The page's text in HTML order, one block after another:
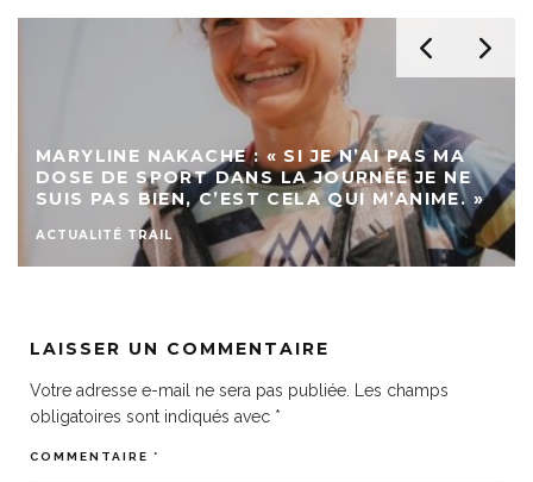
MARYLINE NAKACHE : « SI JE N’AI PAS MA
DOSE DE SPORT DANS LA JOURNÉE JE NE
SUIS PAS BIEN, C’EST CELA QUI M’ANIME. »
ACTUALITÉ TRAIL
LAISSER UN COMMENTAIRE
Votre adresse e-mail ne sera pas publiée.
Les champs
obligatoires sont indiqués avec *
COMMENTAIRE *